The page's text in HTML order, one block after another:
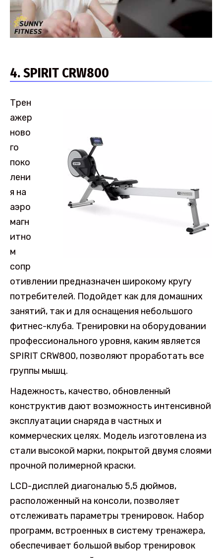
4. SPIRIT CRW800
Трен
ажер
ново
го
поко
лени
я на
аэро
магн
итно
м
сопр
отивлении предназначен широкому кругу
потребителей. Подойдет как для домашних
занятий, так и для оснащения небольшого
фитнес-клуба. Тренировки на оборудовании
профессионального уровня, каким является
SPIRIT CRW800, позволяют проработать все
группы мышц.
Надежность, качество, обновленный
конструктив дают возможность интенсивной
эксплуатации снаряда в частных и
коммерческих целях. Модель изготовлена из
стали высокой марки, покрытой двумя слоями
прочной полимерной краски.
LCD-дисплей диагональю 5,5 дюймов,
расположенный на консоли, позволяет
отслеживать параметры тренировок. Набор
программ, встроенных в систему тренажера,
обеспечивает большой выбор тренировок